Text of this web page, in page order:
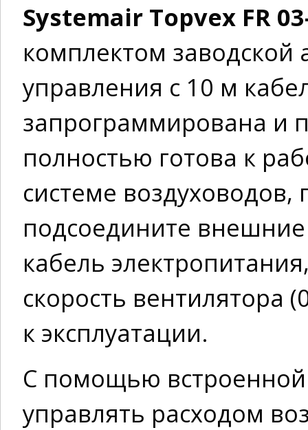
Systemair Topvex FR
комплектом заводской
управления с 10 м
запрограммирована и
полностью готова к
системе
подсоедините
кабель
скорость вентилятора
к эксплуатации.
С помощью
управлять расходом